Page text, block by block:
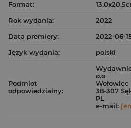
Format:
Rok wydania:
2022
Data premiery:
2022-06-
Język wydania:
polski
Podmiot
odpowiedzialny:
o.o
Wołowiec
38-307
PL
e-mail: